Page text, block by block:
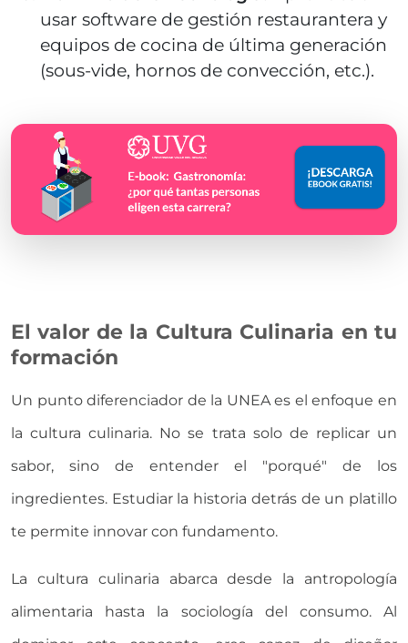
usar software de gestión restaurantera y
equipos de cocina de última generación
(sous-vide, hornos de convección, etc.).
El valor de la Cultura Culinaria en tu
formación
Un punto diferenciador de la UNEA es el enfoque en
la cultura culinaria. No se trata solo de replicar un
sabor, sino de entender el "porqué" de los
ingredientes. Estudiar la historia detrás de un platillo
te permite innovar con fundamento.
La cultura culinaria abarca desde la antropología
alimentaria hasta la sociología del consumo. Al